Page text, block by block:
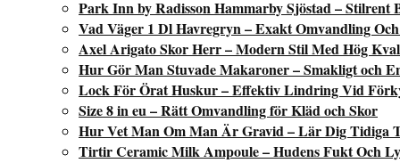
Park Inn by Radisson Hammarby Sjöstad – Stilrent
Vad Väger 1 Dl Havregryn – Exakt Omvandling
Axel Arigato Skor Herr – Modern Stil Med Hög
Hur Gör Man Stuvade Makaroner – Smakligt och
Lock För Örat Huskur – Effektiv Lindring Vid
Size 8 in eu – Rätt Omvandling för Kläd och Skor
Hur Vet Man Om Man Är Gravid – Lär Dig Tidiga
Tirtir Ceramic Milk Ampoule – Hudens Fukt Och